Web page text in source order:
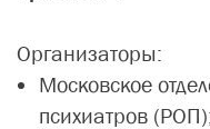
Организаторы:
Московское
психиатров